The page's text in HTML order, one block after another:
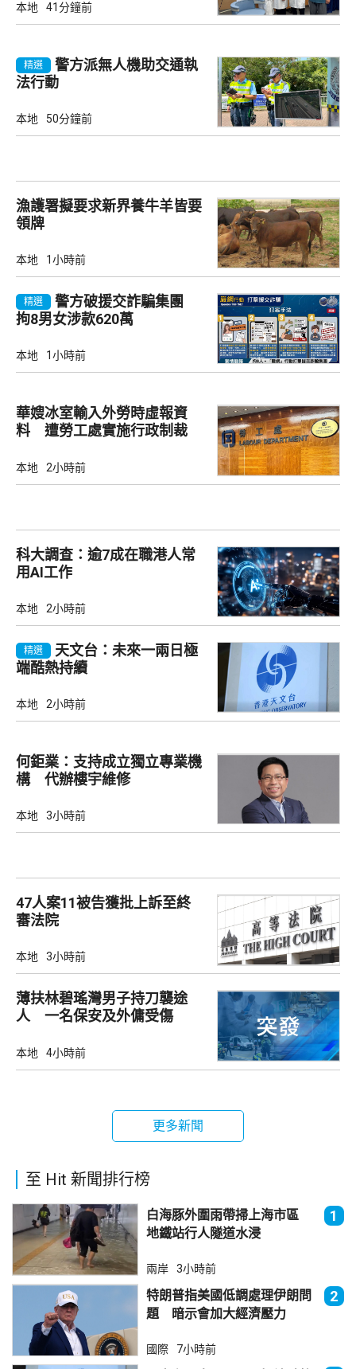
本地 41分鐘前
精選
警方派無人機助交通執
法行動
本地 50分鐘前
漁護署擬要求新界養牛羊皆要
領牌
本地 1小時前
精選
警方破援交詐騙集團
拘8男女涉款620萬
本地 1小時前
華嫂冰室輸入外勞時虛報資
料 遭勞工處實施行政制裁
本地 2小時前
科大調查：逾7成在職港人常
用AI工作
本地 2小時前
精選
天文台：未來一兩日極
端酷熱持續
本地 2小時前
何鉅業：支持成立獨立專業機
構 代辦樓宇維修
本地 3小時前
47人案11被告獲批上訴至終
審法院
本地 3小時前
薄扶林碧瑤灣男子持刀襲途
人 一名保安及外傭受傷
本地 4小時前
更多新聞
至 Hit 新聞排行榜
白海豚外圍雨帶掃上海市區
地鐵站行人隧道水浸
1
兩岸 3小時前
特朗普指美國低調處理伊朗問
題 暗示會加大經濟壓力
2
國際 7小時前